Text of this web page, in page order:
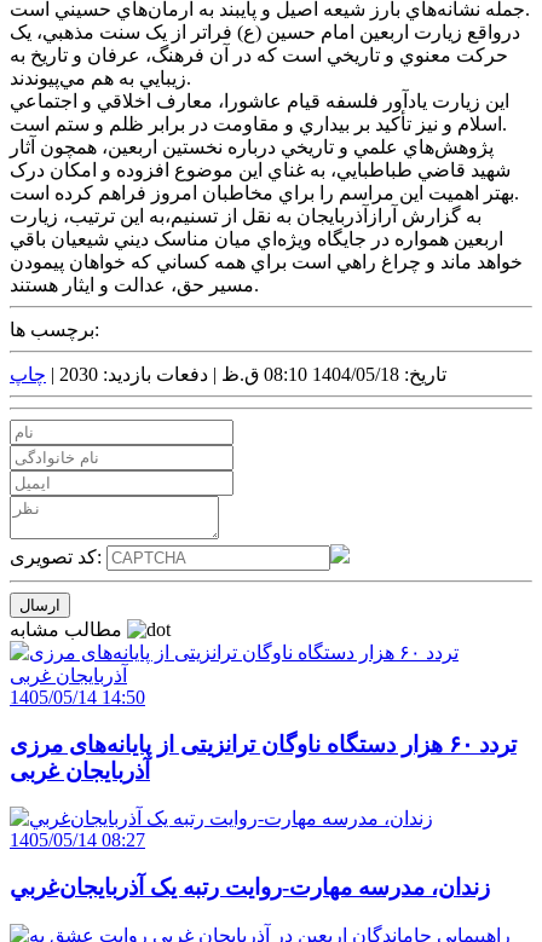
جمله نشانه‌هاي بارز شيعه اصيل و پايبند به آرمان‌هاي حسيني است.
درواقع زيارت اربعين امام حسين (ع) فراتر از يک سنت مذهبي، يک
حرکت معنوي و تاريخي است که در آن فرهنگ، عرفان و تاريخ به
زيبايي به هم مي‌پيوندند.
اين زيارت يادآور فلسفه قيام عاشورا، معارف اخلاقي و اجتماعي
اسلام و نيز تأکيد بر بيداري و مقاومت در برابر ظلم و ستم است.
پژوهش‌هاي علمي و تاريخي درباره نخستين اربعين، همچون آثار
شهيد قاضي طباطبايي، به غناي اين موضوع افزوده و امکان درک
بهتر اهميت اين مراسم را براي مخاطبان امروز فراهم کرده است.
به گزارش آرازآذربايجان به نقل از تسنيم،به اين ترتيب، زيارت
اربعين همواره در جايگاه ويژه‌اي ميان مناسک ديني شيعيان باقي
خواهد ماند و چراغ راهي است براي همه کساني که خواهان پيمودن
مسير حق، عدالت و ايثار هستند.
برچسب ها:
تاریخ: 1404/05/18 08:10 ق.ظ | دفعات بازدید: 2030 | چاپ
کد تصویری:
1405/05/14 14:50
تردد ۶۰ هزار دستگاه ناوگان ترانزیتی از پایانه‌های مرزی
آذربایجان ‌غربی
1405/05/14 08:27
زندان، مدرسه مهارت-روايت رتبه يک آذربايجان‌غربي